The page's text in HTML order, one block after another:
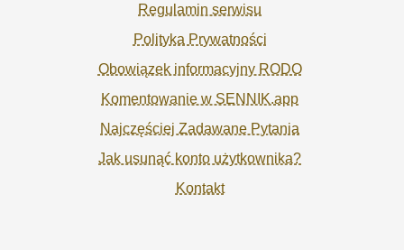
Regulamin serwisu
Polityka Prywatności
Obowiązek informacyjny RODO
Komentowanie w SENNIK.app
Najczęściej Zadawane Pytania
Jak usunąć konto użytkownika?
Kontakt